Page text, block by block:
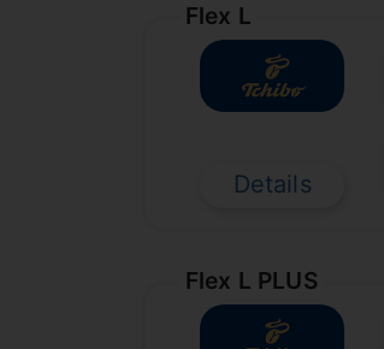
Flex L
Details
Flex L PLUS